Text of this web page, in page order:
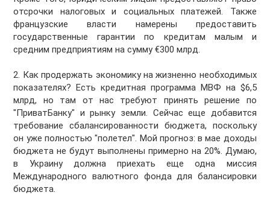
отсрочки налоговых и социальных платежей. Также
французские власти намерены предоставить
государственные гарантии по кредитам малым и
средним предприятиям на сумму €300 млрд.
2. Как продержать экономику на жизненно необходимых
показателях? Есть кредитная программа МВФ на $6,5
млрд, но там от нас требуют принять решение по
"ПриватБанку" и рынку земли. Сейчас еще добавится
требование сбалансированности бюджета, поскольку
он уже полностью "полетел". Мой прогноз: в мае доходы
бюджета не будут выполнены примерно на 20%. Думаю,
в Украину должна приехать еще одна миссия
Международного валютного фонда для балансировки
бюджета.